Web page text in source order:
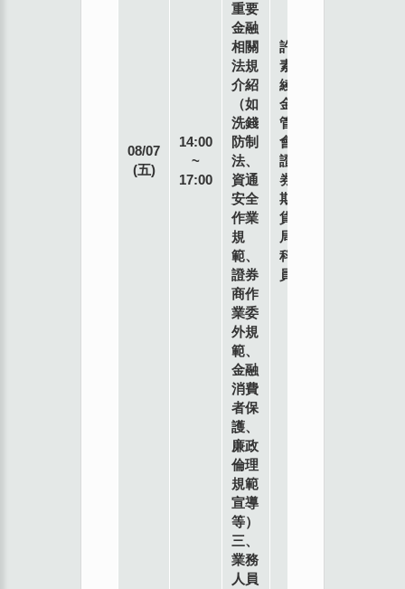
08/07
(五)
14:00
~
17:00
重要
金融
相關
法規
介紹
（如
洗錢
防制
法、
資通
安全
作業
規
範、
證券
商作
業委
外規
範、
金融
消費
者保
護、
廉政
倫理
規範
宣導
等）
三、
業務
人員
許
素
綾
金
管
會
證
券
期
貨
局
科
員